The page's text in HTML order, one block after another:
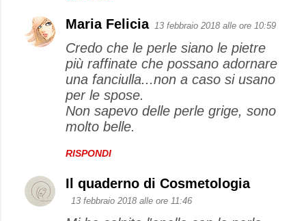
Maria Felicia 13 febbraio 2018 alle ore 10:59
Credo che le perle siano le pietre
più raffinate che possano adornare
una fanciulla...non a caso si usano
per le spose.
Non sapevo delle perle grige, sono
molto belle.
RISPONDI
Il quaderno di Cosmetologia
13 febbraio 2018 alle ore 11:46